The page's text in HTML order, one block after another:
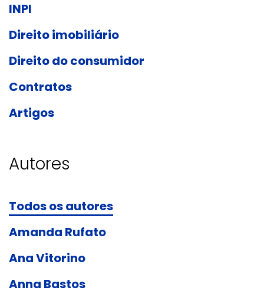
INPI
Direito imobiliário
Direito do consumidor
Contratos
Artigos
Autores
Todos os autores
Amanda Rufato
Ana Vitorino
Anna Bastos